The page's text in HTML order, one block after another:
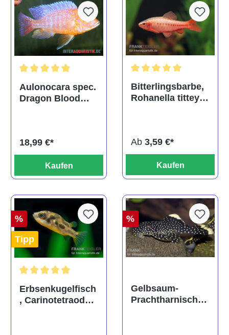
Durchschnittliche Bewertung von 5 von 5 Sternen
Aulonocara spec.
Dragon Blood
18,99 €*
Kaufen
Bitterlingsbarbe,
Rohanella titteya,
Ab 3,59 €*
Kaufen
%
Tipp
Durchschnittliche Bewertung von 5 von 5 Sternen
Erbsenkugelfisch
, Carinotetraodon
%
Gelbsaum-
Prachtharnischw